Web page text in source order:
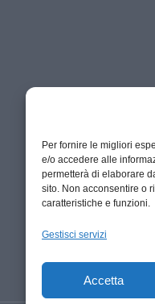
Per fornire le migliori
e/o accedere alle
permetterà di elaborare
sito. Non acconsentire o
caratteristiche e funzioni.
Gestisci servizi
Accetta